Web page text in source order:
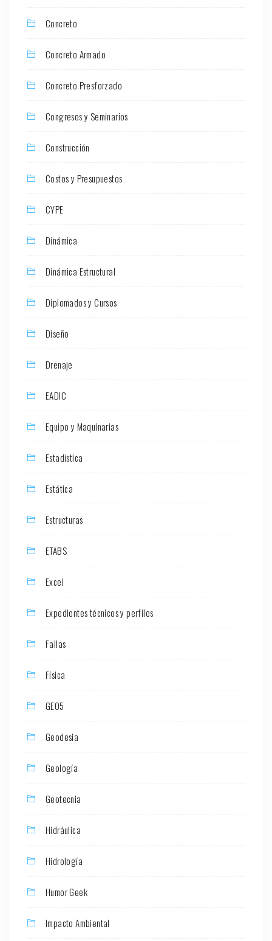
Concreto
Concreto Armado
Concreto Presforzado
Congresos y Seminarios
Construcción
Costos y Presupuestos
CYPE
Dinámica
Dinámica Estructural
Diplomados y Cursos
Diseño
Drenaje
EADIC
Equipo y Maquinarias
Estadística
Estática
Estructuras
ETABS
Excel
Expedientes técnicos y perfiles
Fallas
Física
GEO5
Geodesia
Geología
Geotecnia
Hidráulica
Hidrología
Humor Geek
Impacto Ambiental